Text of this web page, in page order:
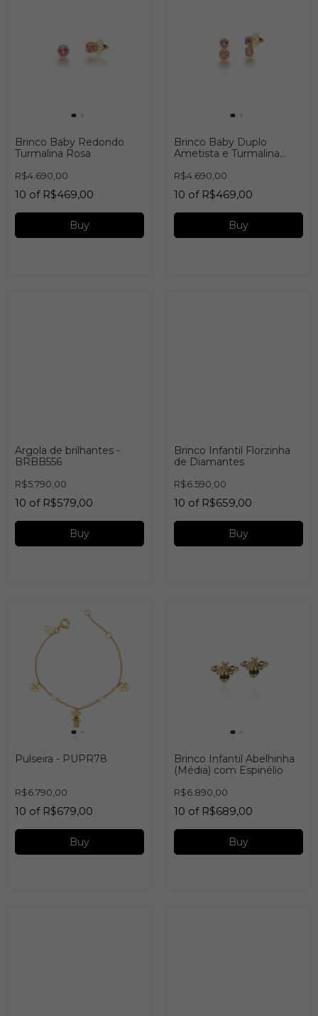
Brinco Baby Redondo
Turmalina Rosa
R$4.690,00
10 of R$469,00
Buy
Brinco Baby Duplo
Ametista e Turmalina
R$4.690,00
10 of R$469,00
Buy
Argola de brilhantes -
BRBB556
R$5.790,00
10 of R$579,00
Buy
Brinco Infantil Florzinha
de Diamantes
R$6.590,00
10 of R$659,00
Buy
Pulseira - PUPR78
R$6.790,00
10 of R$679,00
Buy
Brinco Infantil Abelhinha
(Média) com Espinélio
R$6.890,00
10 of R$689,00
Buy